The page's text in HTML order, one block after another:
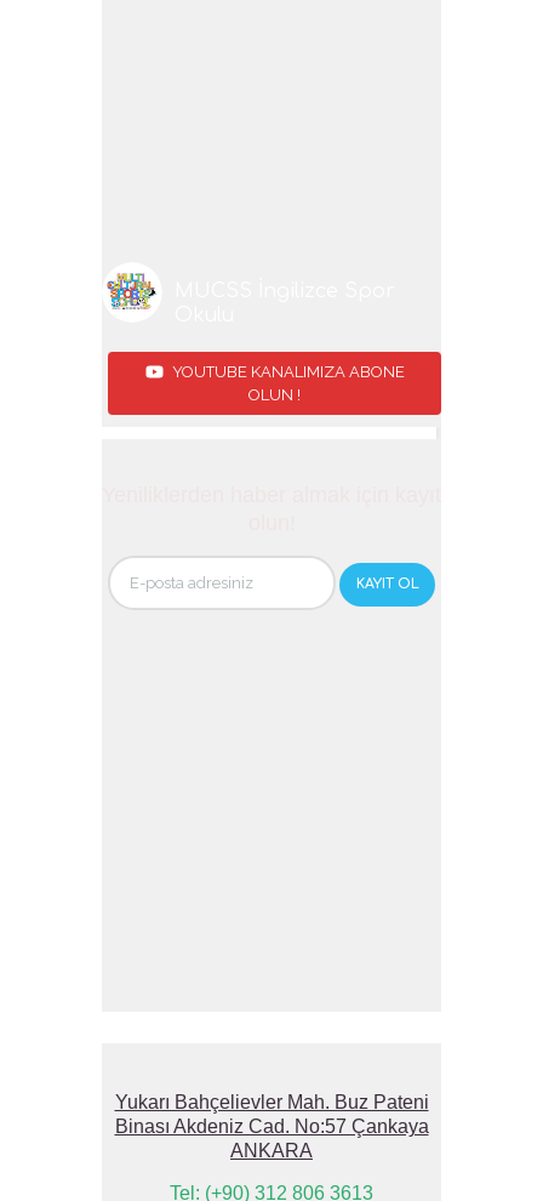
YOUTUBE KANALIMIZA ABONE
OLUN !
Yukarı Bahçelievler Mah. Buz Pateni
Binası Akdeniz Cad. No:57 Çankaya
ANKARA
Tel: (+90) 312 806 3613